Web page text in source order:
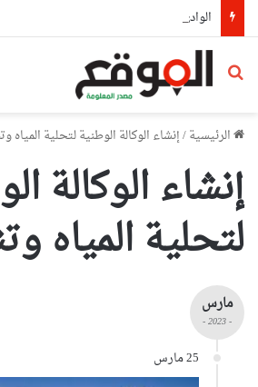
الوادي: وفاة شخص وإصابة 3 آخرين في حادث مرور
بحث عن
الرئيسية/إنشاء الوكالة الوطنية لتحلية المياه
إنشاء الوكالة
لتحلية المياه
مارس
- 2023 -
25 مارس